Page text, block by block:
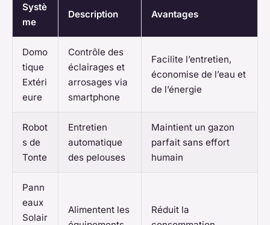
Systè
me
Description Avantages
Domo
tique
Extéri
eure
Contrôle des
éclairages et
arrosages via
smartphone
Facilite l’entretien,
économise de l’eau et
de l’énergie
Robot
s de
Tonte
Entretien
automatique
des pelouses
Maintient un gazon
parfait sans effort
humain
Pann
eaux
Solair
Alimentent les
Réduit la